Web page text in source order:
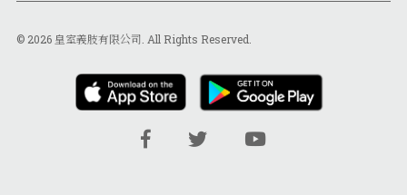
© 2026 皇室義肢有限公司. All Rights Reserved.